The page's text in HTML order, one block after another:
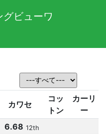
ビューワ
カワセ
コッ
トン
カーリ
ー
6.68 12th